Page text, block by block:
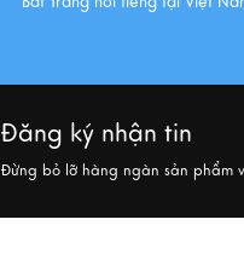
Đăng ký nhận tin
Đừng bỏ lỡ hàng ngàn sản phẩm